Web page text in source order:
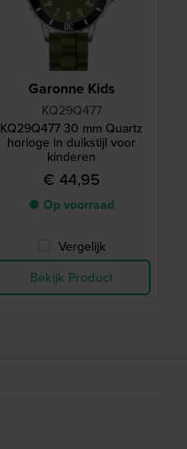
Garonne Kids
KQ29Q477
KQ29Q477 30 mm Quartz
horloge in duikstijl voor
kinderen
€ 44,95
● Op voorraad
Vergelijk
Bekijk Product